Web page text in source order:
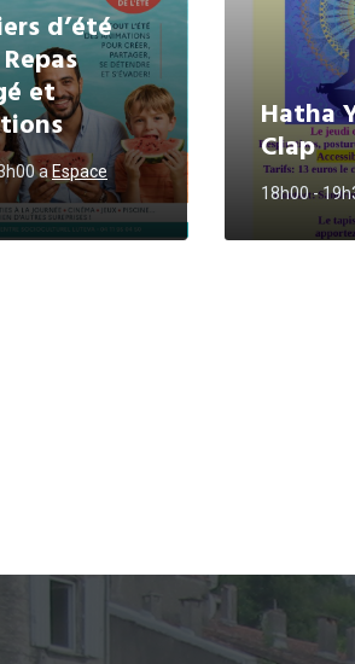
d’été
et
a Espace
Hatha
Clap
18h00 -